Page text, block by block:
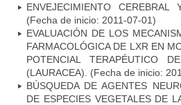
ENVEJECIMIENTO
(Fecha de inicio: 2011-07-01)
EVALUACIÓN DE LOS
FARMACOLÓGICA DE LXR EN
POTENCIAL TERAPÉUTICO
(LAURACEA).
(Fecha de inicio:
BÚSQUEDA DE AGENTES
DE ESPECIES VEGETALES DE